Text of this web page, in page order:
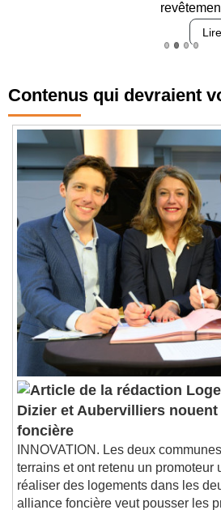
revêtements et
Lire le dossier
Contenus qui devraient
Dizier et Aubervilliers nouent
foncière
INNOVATION. Les deux
terrains et ont retenu un promoteur
réaliser des logements dans les